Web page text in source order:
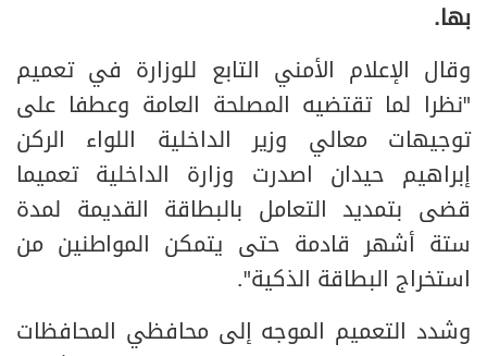
بها.
وقال الإعلام الأمني التابع للوزارة في تعميم
"نظرا لما تقتضيه المصلحة العامة وعطفا على
توجيهات معالي وزير الداخلية اللواء الركن
إبراهيم حيدان اصدرت وزارة الداخلية تعميما
قضى بتمديد التعامل بالبطاقة القديمة لمدة
ستة أشهر قادمة حتى يتمكن المواطنين من
استخراج البطاقة الذكية".
وشدد التعميم الموجه إلى محافظي المحافظات